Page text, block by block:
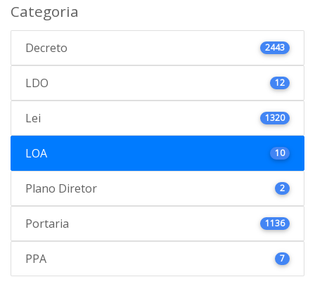
Categoria
Decreto 2443
LDO 12
Lei 1320
LOA 10
Plano Diretor 2
Portaria 1136
PPA 7